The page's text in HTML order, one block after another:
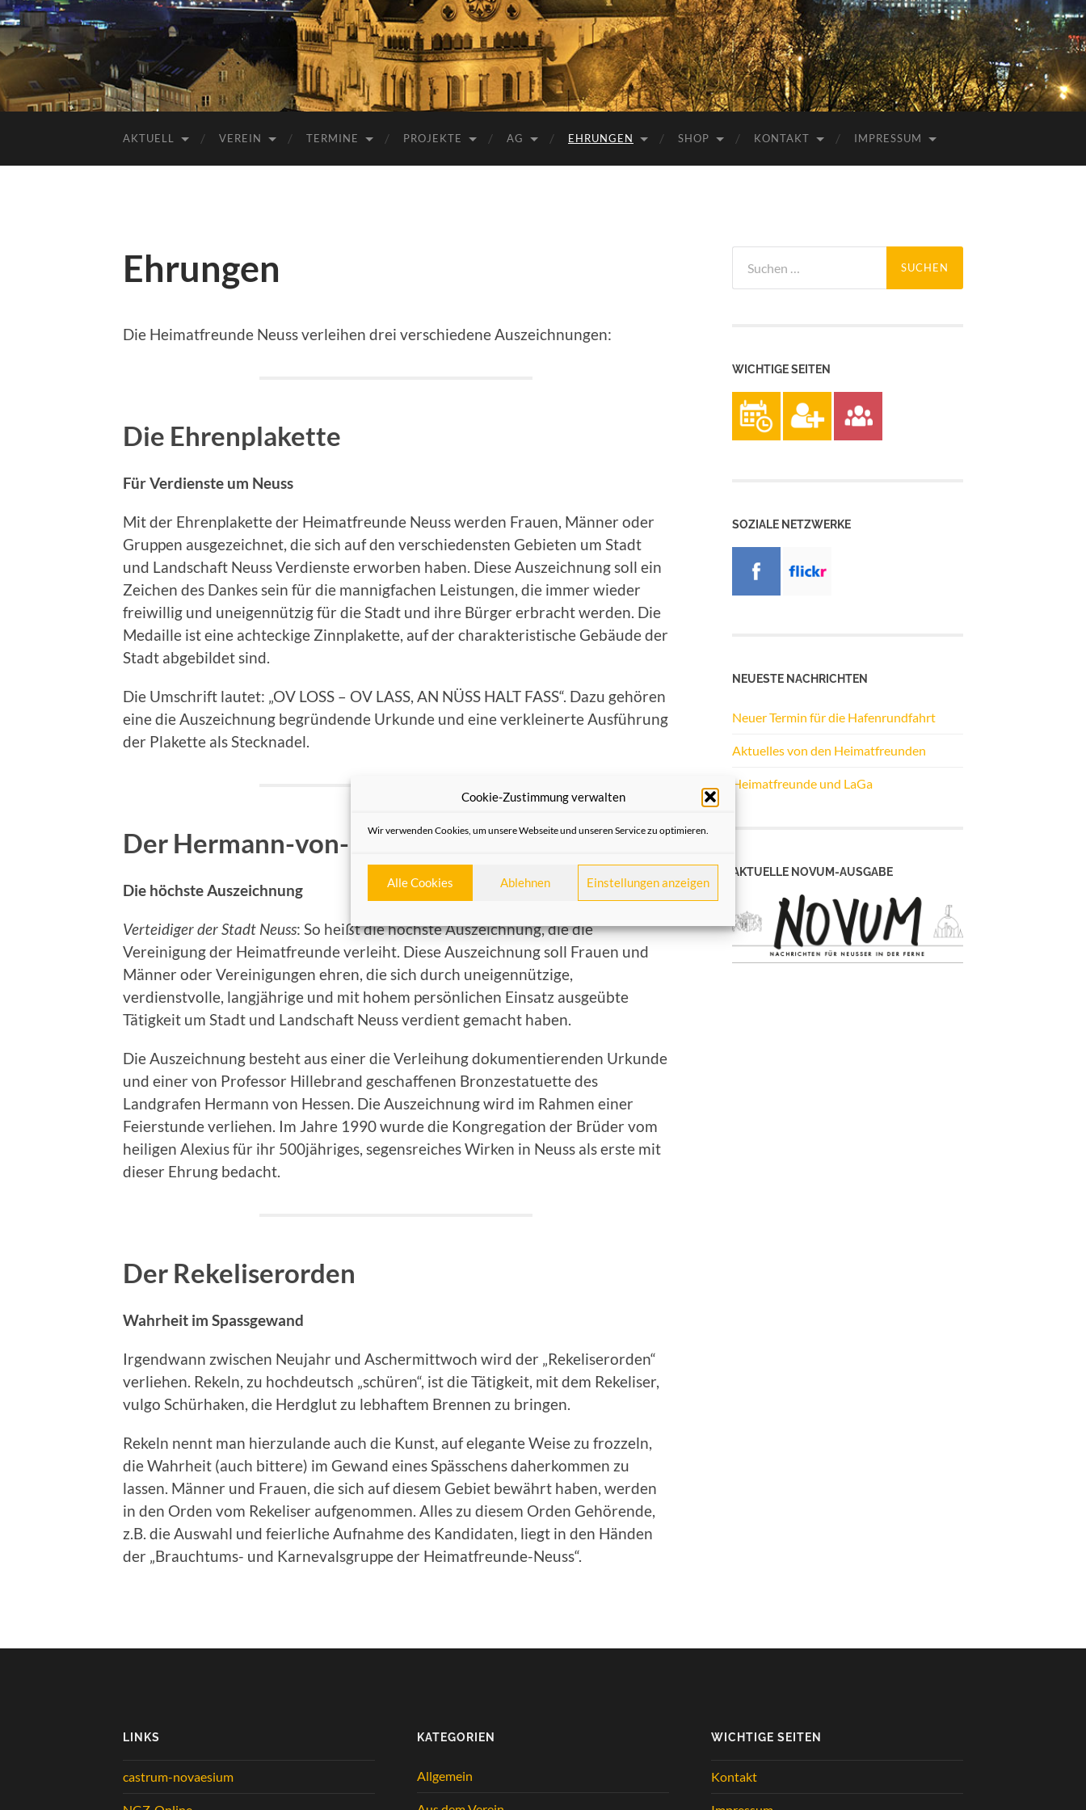
Cookie-Zustimmung verwalten
Wir verwenden Cookies, um unsere Webseite und unseren Service zu optimieren.
Alle Cookies Ablehnen Einstellungen anzeigen
AKTUELL VEREIN TERMINE PROJEKTE AG EHRUNGEN SHOP KONTAKT IMPRESSUM
Ehrungen
Die Heimatfreunde Neuss verleihen drei verschiedene Auszeichnungen:
Die Ehrenplakette
Für Verdienste um Neuss
Mit der Ehrenplakette der Heimatfreunde Neuss werden Frauen, Männer oder
Gruppen ausgezeichnet, die sich auf den verschiedensten Gebieten um Stadt
und Landschaft Neuss Verdienste erworben haben. Diese Auszeichnung soll ein
Zeichen des Dankes sein für die mannigfachen Leistungen, die immer wieder
freiwillig und uneigennützig für die Stadt und ihre Bürger erbracht werden. Die
Medaille ist eine achteckige Zinnplakette, auf der charakteristische Gebäude der
Stadt abgebildet sind.
Die Umschrift lautet: „OV LOSS – OV LASS, AN NÜSS HALT FASS“. Dazu gehören
eine die Auszeichnung begründende Urkunde und eine verkleinerte Ausführung
der Plakette als Stecknadel.
Der Hermann-von-Hessen Preis
Die höchste Auszeichnung
Verteidiger der Stadt Neuss: So heißt die höchste Auszeichnung, die die
Vereinigung der Heimatfreunde verleiht. Diese Auszeichnung soll Frauen und
Männer oder Vereinigungen ehren, die sich durch uneigennützige,
verdienstvolle, langjährige und mit hohem persönlichen Einsatz ausgeübte
Tätigkeit um Stadt und Landschaft Neuss verdient gemacht haben.
Die Auszeichnung besteht aus einer die Verleihung dokumentierenden Urkunde
und einer von Professor Hillebrand geschaffenen Bronzestatuette des
Landgrafen Hermann von Hessen. Die Auszeichnung wird im Rahmen einer
Feierstunde verliehen. Im Jahre 1990 wurde die Kongregation der Brüder vom
heiligen Alexius für ihr 500jähriges, segensreiches Wirken in Neuss als erste mit
dieser Ehrung bedacht.
Der Rekeliserorden
Wahrheit im Spassgewand
Irgendwann zwischen Neujahr und Aschermittwoch wird der „Rekeliserorden“
verliehen. Rekeln, zu hochdeutsch „schüren“, ist die Tätigkeit, mit dem Rekeliser,
vulgo Schürhaken, die Herdglut zu lebhaftem Brennen zu bringen.
Rekeln nennt man hierzulande auch die Kunst, auf elegante Weise zu frozzeln,
die Wahrheit (auch bittere) im Gewand eines Spässchens daherkommen zu
lassen. Männer und Frauen, die sich auf diesem Gebiet bewährt haben, werden
in den Orden vom Rekeliser aufgenommen. Alles zu diesem Orden Gehörende,
z.B. die Auswahl und feierliche Aufnahme des Kandidaten, liegt in den Händen
der „Brauchtums- und Karnevalsgruppe der Heimatfreunde-Neuss“.
nach:
WICHTIGE SEITEN
SOZIALE NETZWERKE
NEUESTE NACHRICHTEN
Neuer Termin für die Hafenrundfahrt
Aktuelles von den Heimatfreunden
Heimatfreunde und LaGa
AKTUELLE NOVUM-AUSGABE
LINKS
castrum-novaesium
KATEGORIEN
Allgemein
WICHTIGE SEITEN
Kontakt